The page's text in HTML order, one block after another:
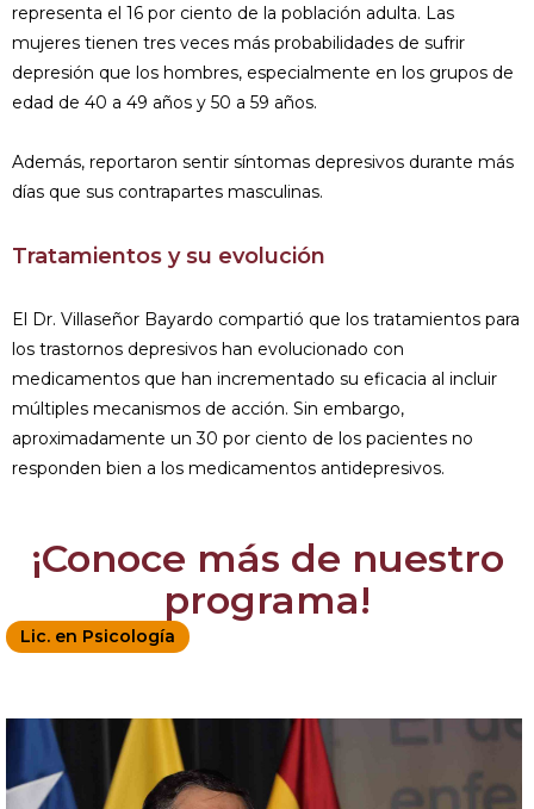
representa el 16 por ciento de la población adulta. Las
mujeres tienen tres veces más probabilidades de sufrir
depresión que los hombres, especialmente en los grupos de
edad de 40 a 49 años y 50 a 59 años.
Además, reportaron sentir síntomas depresivos durante más
días que sus contrapartes masculinas.
Tratamientos y su evolución
El Dr. Villaseñor Bayardo compartió que los tratamientos para
los trastornos depresivos han evolucionado con
medicamentos que han incrementado su eficacia al incluir
múltiples mecanismos de acción. Sin embargo,
aproximadamente un 30 por ciento de los pacientes no
responden bien a los medicamentos antidepresivos.
¡Conoce más de nuestro
programa!
Lic. en Psicología